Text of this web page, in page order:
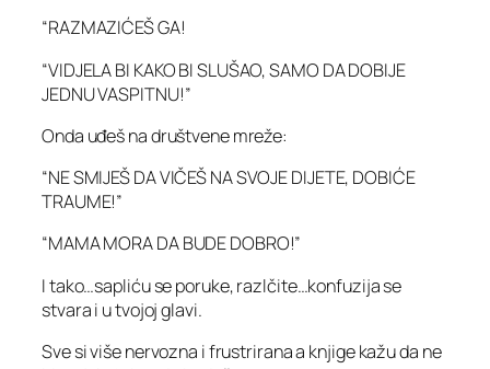
“RAZMAZIĆEŠ GA!
“VIDJELA BI KAKO BI SLUŠAO, SAMO DA DOBIJE
JEDNU VASPITNU!”
Onda uđeš na društvene mreže:
“NE SMIJEŠ DA VIČEŠ NA SVOJE DIJETE, DOBIĆE
TRAUME!”
“MAMA MORA DA BUDE DOBRO!”
I tako…sapliću se poruke, razlčite…konfuzija se
stvara i u tvojoj glavi.
Sve si više nervozna i frustrirana a knjige kažu da ne